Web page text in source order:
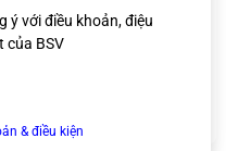
/ Tháng 6 23, 2026
telesale outsource
có thời gian tập trung
ý với điều khoản, điệu
của BSV
& điều kiện